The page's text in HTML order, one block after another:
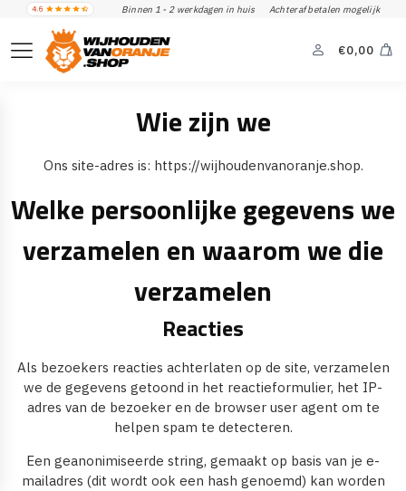
Binnen 1 - 2 werkdagen in huis Achteraf betalen mogelijk
€0,00
Wie zijn we
Ons site-adres is: https://wijhoudenvanoranje.shop.
Welke persoonlijke gegevens we
verzamelen en waarom we die
verzamelen
Reacties
Als bezoekers reacties achterlaten op de site, verzamelen
we de gegevens getoond in het reactieformulier, het IP-
adres van de bezoeker en de browser user agent om te
helpen spam te detecteren.
Een geanonimiseerde string, gemaakt op basis van je e-
mailadres (dit wordt ook een hash genoemd) kan worden